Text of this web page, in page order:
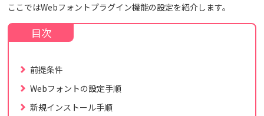
ここではWebフォントプラグイン機能の設定を紹介します。
前提条件
Webフォントの設定手順
新規インストール手順